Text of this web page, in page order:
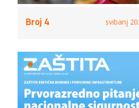
Broj 4 svibanj